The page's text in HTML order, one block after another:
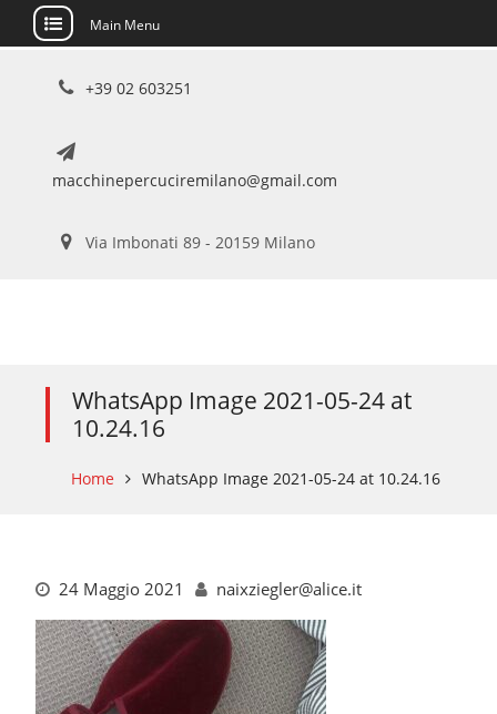
Main Menu
+39 02 603251
macchinepercuciremilano@gmail.com
Via Imbonati 89 - 20159 Milano
WhatsApp Image 2021-05-24 at
10.24.16
Home WhatsApp Image 2021-05-24 at 10.24.16
24 Maggio 2021 naixziegler@alice.it